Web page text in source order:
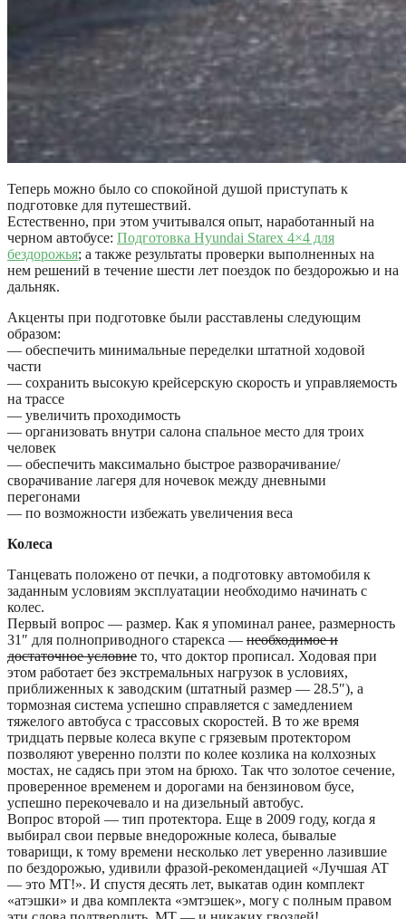
Теперь можно было со спокойной душой приступать к
подготовке для путешествий.
Естественно, при этом учитывался опыт, наработанный на
черном автобусе: Подготовка Hyundai Starex 4×4 для
бездорожья; а также результаты проверки выполненных на
нем решений в течение шести лет поездок по бездорожью и на
дальняк.
Акценты при подготовке были расставлены следующим
образом:
— обеспечить минимальные переделки штатной ходовой
части
— сохранить высокую крейсерскую скорость и управляемость
на трассе
— увеличить проходимость
— организовать внутри салона спальное место для троих
человек
— обеспечить максимально быстрое разворачивание/
сворачивание лагеря для ночевок между дневными
перегонами
— по возможности избежать увеличения веса
Колеса
Танцевать положено от печки, а подготовку автомобиля к
заданным условиям эксплуатации необходимо начинать с
колес.
Первый вопрос — размер. Как я упоминал ранее, размерность
31″ для полноприводного старекса — необходимое и
достаточное условие то, что доктор прописал. Ходовая при
этом работает без экстремальных нагрузок в условиях,
приближенных к заводским (штатный размер — 28.5″), а
тормозная система успешно справляется с замедлением
тяжелого автобуса с трассовых скоростей. В то же время
тридцать первые колеса вкупе с грязевым протектором
позволяют уверенно ползти по колее козлика на колхозных
мостах, не садясь при этом на брюхо. Так что золотое сечение,
проверенное временем и дорогами на бензиновом бусе,
успешно перекочевало и на дизельный автобус.
Вопрос второй — тип протектора. Еще в 2009 году, когда я
выбирал свои первые внедорожные колеса, бывалые
товарищи, к тому времени несколько лет уверенно лазившие
по бездорожью, удивили фразой-рекомендацией «Лучшая AT
— это MT!». И спустя десять лет, выкатав один комплект
«атэшки» и два комплекта «эмтэшек», могу с полным правом